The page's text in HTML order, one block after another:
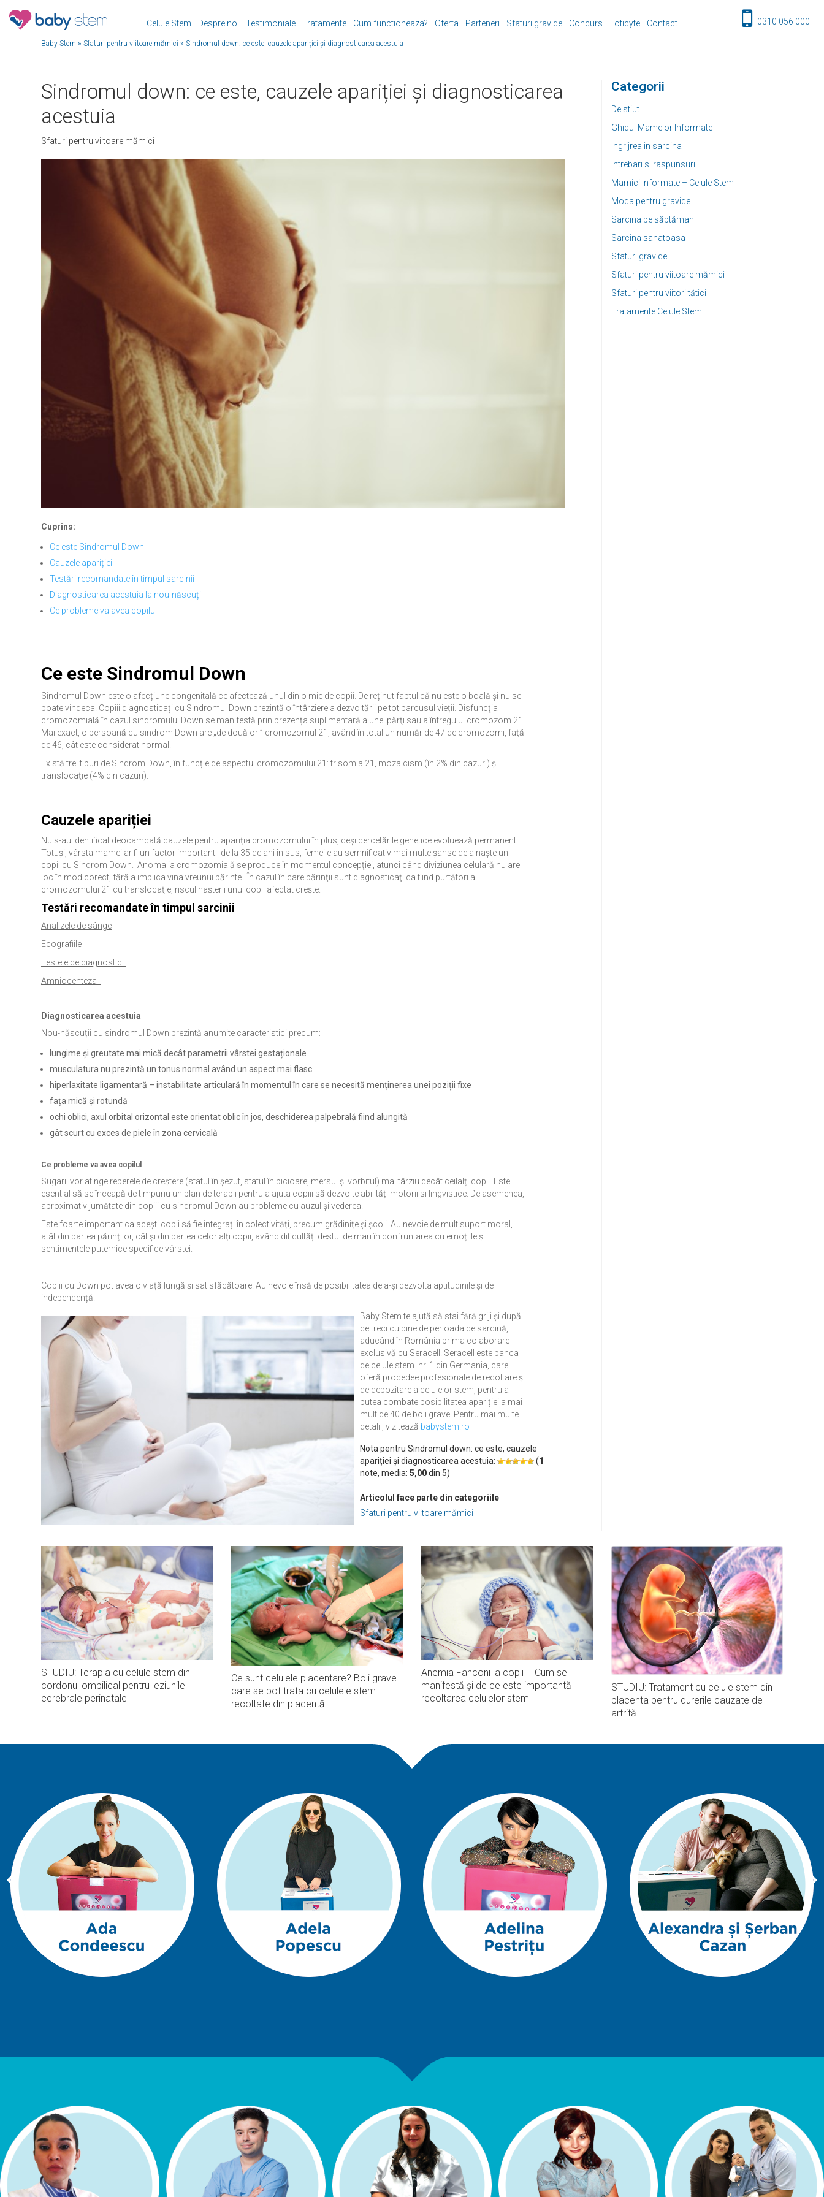
Celule Stem Despre noi Testimoniale Tratamente Cum functioneaza? Oferta Parteneri Sfaturi gravide Concurs Toticyte Contact 0310 056 000
Baby Stem » Sfaturi pentru viitoare mămici » Sindromul down: ce este, cauzele apariției și diagnosticarea acestuia
Categorii
De stiut
Ghidul Mamelor Informate
Ingrijrea in sarcina
Intrebari si raspunsuri
Mamici Informate – Celule Stem
Moda pentru gravide
Sarcina pe săptămani
Sarcina sanatoasa
Sfaturi gravide
Sfaturi pentru viitoare mămici
Sfaturi pentru viitori tătici
Tratamente Celule Stem
Sindromul down: ce este, cauzele apariției și diagnosticarea
acestuia
Sfaturi pentru viitoare mămici
Cuprins:
Ce este Sindromul Down
Cauzele apariției
Testări recomandate în timpul sarcinii
Diagnosticarea acestuia la nou-născuți
Ce probleme va avea copilul
Ce este Sindromul Down
Sindromul Down este o afecțiune congenitală ce afectează unul din o mie de copii. De reținut faptul că nu este o boală și nu se
poate vindeca. Copiii diagnosticați cu Sindromul Down prezintă o întârziere a dezvoltării pe tot parcusul vieții. Disfuncţia
cromozomială în cazul sindromului Down se manifestă prin prezența suplimentară a unei părţi sau a întregului cromozom 21.
Mai exact, o persoană cu sindrom Down are „de două ori” cromozomul 21, având în total un număr de 47 de cromozomi, faţă
de 46, cât este considerat normal.
Există trei tipuri de Sindrom Down, în funcție de aspectul cromozomului 21: trisomia 21, mozaicism (în 2% din cazuri) şi
translocaţie (4% din cazuri).
Cauzele apariției
Nu s-au identificat deocamdată cauzele pentru apariția cromozomului în plus, deşi cercetările genetice evoluează permanent.
Totuși, vârsta mamei ar fi un factor important: de la 35 de ani în sus, femeile au semnificativ mai multe șanse de a naște un
copil cu Sindrom Down. Anomalia cromozomială se produce în momentul concepţiei, atunci când diviziunea celulară nu are
loc în mod corect, fără a implica vina vreunui părinte. În cazul în care părinţii sunt diagnosticaţi ca fiind purtători ai
cromozomului 21 cu translocaţie, riscul naşterii unui copil afectat creşte.
Testări recomandate în timpul sarcinii
Analizele de sânge
Ecografiile
Testele de diagnostic
Amniocenteza
Diagnosticarea acestuia
Nou-născuții cu sindromul Down prezintă anumite caracteristici precum:
lungime și greutate mai mică decât parametrii vârstei gestaționale
musculatura nu prezintă un tonus normal având un aspect mai flasc
hiperlaxitate ligamentară – instabilitate articulară în momentul în care se necesită menținerea unei poziții fixe
fața mică și rotundă
ochi oblici, axul orbital orizontal este orientat oblic în jos, deschiderea palpebrală fiind alungită
gât scurt cu exces de piele în zona cervicală
Ce probleme va avea copilul
Sugarii vor atinge reperele de creștere (statul în șezut, statul în picioare, mersul și vorbitul) mai târziu decât ceilalți copii. Este
esential să se înceapă de timpuriu un plan de terapii pentru a ajuta copiii să dezvolte abilități motorii si lingvistice. De asemenea,
aproximativ jumătate din copiii cu sindromul Down au probleme cu auzul și vederea.
Este foarte important ca acești copii să fie integrați în colectivități, precum grădinițe și școli. Au nevoie de mult suport moral,
atât din partea părinților, cât și din partea celorlalți copii, având dificultăți destul de mari în confruntarea cu emoțiile și
sentimentele puternice specifice vârstei.
Copiii cu Down pot avea o viață lungă și satisfăcătoare. Au nevoie însă de posibilitatea de a-și dezvolta aptitudinile și de
independență.
Baby Stem te ajută să stai fără griji și după
ce treci cu bine de perioada de sarcină,
aducând în România prima colaborare
exclusivă cu Seracell. Seracell este banca
de celule stem nr. 1 din Germania, care
oferă procedee profesionale de recoltare și
de depozitare a celulelor stem, pentru a
putea combate posibilitatea apariției a mai
mult de 40 de boli grave. Pentru mai multe
detalii, vizitează babystem.ro
Nota pentru Sindromul down: ce este, cauzele
apariției și diagnosticarea acestuia:
(1
note, media: 5,00din 5)
Articolul face parte din categoriile
Sfaturi pentru viitoare mămici
STUDIU: Terapia cu celule stem din
cordonul ombilical pentru leziunile
cerebrale perinatale
Ce sunt celulele placentare? Boli grave
care se pot trata cu celulele stem
recoltate din placentă
Anemia Fanconi la copii – Cum se
manifestă și de ce este importantă
recoltarea celulelor stem
STUDIU: Tratament cu celule stem din
placenta pentru durerile cauzate de
artrită